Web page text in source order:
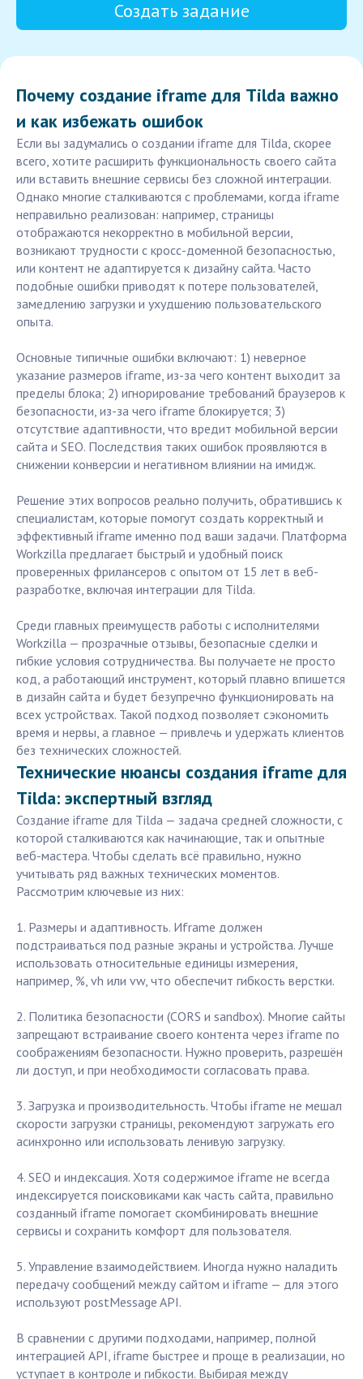
Создать задание
Почему создание iframe для Tilda важно
и как избежать ошибок
Если вы задумались о создании iframe для Tilda, скорее
всего, хотите расширить функциональность своего сайта
или вставить внешние сервисы без сложной интеграции.
Однако многие сталкиваются с проблемами, когда iframe
неправильно реализован: например, страницы
отображаются некорректно в мобильной версии,
возникают трудности с кросс-доменной безопасностью,
или контент не адаптируется к дизайну сайта. Часто
подобные ошибки приводят к потере пользователей,
замедлению загрузки и ухудшению пользовательского
опыта.
Основные типичные ошибки включают: 1) неверное
указание размеров iframe, из-за чего контент выходит за
пределы блока; 2) игнорирование требований браузеров к
безопасности, из-за чего iframe блокируется; 3)
отсутствие адаптивности, что вредит мобильной версии
сайта и SEO. Последствия таких ошибок проявляются в
снижении конверсии и негативном влиянии на имидж.
Решение этих вопросов реально получить, обратившись к
специалистам, которые помогут создать корректный и
эффективный iframe именно под ваши задачи. Платформа
Workzilla предлагает быстрый и удобный поиск
проверенных фрилансеров с опытом от 15 лет в веб-
разработке, включая интеграции для Tilda.
Среди главных преимуществ работы с исполнителями
Workzilla — прозрачные отзывы, безопасные сделки и
гибкие условия сотрудничества. Вы получаете не просто
код, а работающий инструмент, который плавно впишется
в дизайн сайта и будет безупречно функционировать на
всех устройствах. Такой подход позволяет сэкономить
время и нервы, а главное — привлечь и удержать клиентов
без технических сложностей.
Технические нюансы создания iframe для
Tilda: экспертный взгляд
Создание iframe для Tilda — задача средней сложности, с
которой сталкиваются как начинающие, так и опытные
веб-мастера. Чтобы сделать всё правильно, нужно
учитывать ряд важных технических моментов.
Рассмотрим ключевые из них:
1. Размеры и адаптивность. Иframe должен
подстраиваться под разные экраны и устройства. Лучше
использовать относительные единицы измерения,
например, %, vh или vw, что обеспечит гибкость верстки.
2. Политика безопасности (CORS и sandbox). Многие сайты
запрещают встраивание своего контента через iframe по
соображениям безопасности. Нужно проверить, разрешён
ли доступ, и при необходимости согласовать права.
3. Загрузка и производительность. Чтобы iframe не мешал
скорости загрузки страницы, рекомендуют загружать его
асинхронно или использовать ленивую загрузку.
4. SEO и индексация. Хотя содержимое iframe не всегда
индексируется поисковиками как часть сайта, правильно
созданный iframe помогает скомбинировать внешние
сервисы и сохранить комфорт для пользователя.
5. Управление взаимодействием. Иногда нужно наладить
передачу сообщений между сайтом и iframe — для этого
используют postMessage API.
В сравнении с другими подходами, например, полной
интеграцией API, iframe быстрее и проще в реализации, но
уступает в контроле и гибкости. Выбирая между